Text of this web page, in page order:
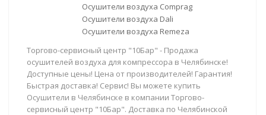
Осушители воздуха Comprag
Осушители воздуха Dali
Осушители воздуха Remeza
Торгово-сервисный центр "10Бар" - Продажа
осушителей воздуха для компрессора в Челябинске!
Доступные цены! Цена от производителей! Гарантия!
Быстрая доставка! Сервис! Вы можете купить
Осушители в Челябинске в компании Торгово-
сервисный центр "10Бар". Доставка по Челябинской